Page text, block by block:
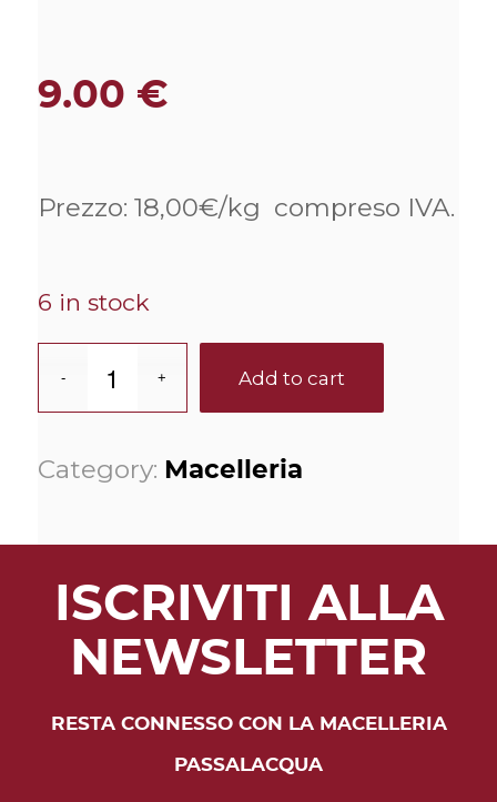
9.00 €
Prezzo: 18,00€/kg compreso IVA.
6 in stock
Add to cart
Category: Macelleria
ISCRIVITI ALLA
NEWSLETTER
RESTA CONNESSO CON LA MACELLERIA
PASSALACQUA